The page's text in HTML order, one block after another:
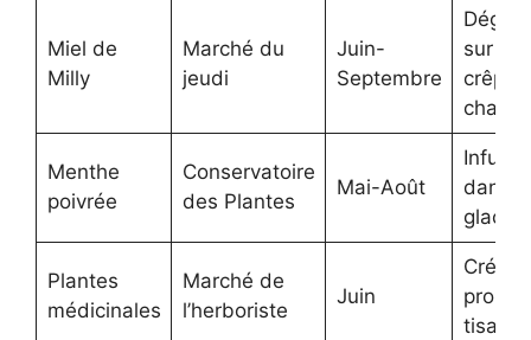
Miel de
Milly
Marché du
jeudi
Juin-
Septembre
sur
crêpe
Menthe
poivrée
Conservatoire
des Plantes
Mai-Août
Infuser
dans
glacée
Plantes
médicinales
Marché de
l’herboriste
Juin
Créer
tisanes